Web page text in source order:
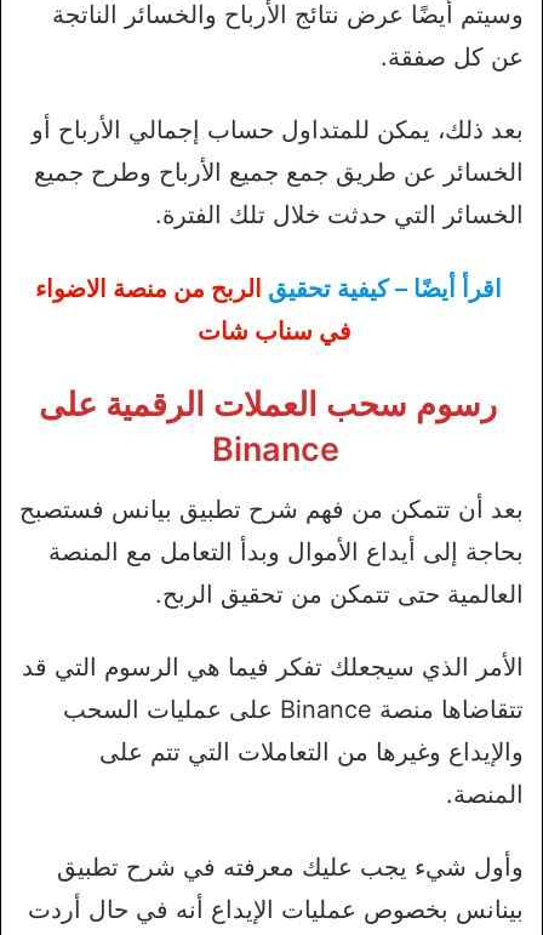
وسيتم أيضًا عرض نتائج الأرباح والخسائر الناتجة
عن كل صفقة.
بعد ذلك، يمكن للمتداول حساب إجمالي الأرباح أو
الخسائر عن طريق جمع جميع الأرباح وطرح جميع
الخسائر التي حدثت خلال تلك الفترة.
اقرأ أيضًا – كيفية تحقيق الربح من منصة الاضواء
في سناب شات
رسوم سحب العملات الرقمية على
Binance
بعد أن تتمكن من فهم شرح تطبيق بيانس فستصبح
بحاجة إلى أيداع الأموال وبدأ التعامل مع المنصة
العالمية حتى تتمكن من تحقيق الربح.
الأمر الذي سيجعلك تفكر فيما هي الرسوم التي قد
تتقاضاها منصة Binance على عمليات السحب
والإيداع وغيرها من التعاملات التي تتم على
المنصة.
وأول شيء يجب عليك معرفته في شرح تطبيق
بينانس بخصوص عمليات الإيداع أنه في حال أردت